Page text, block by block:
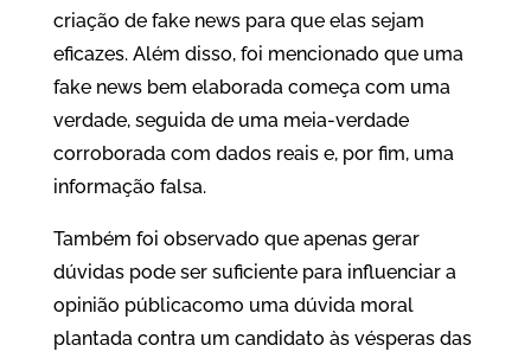
criação de fake news para que elas sejam
eficazes. Além disso, foi mencionado que uma
fake news bem elaborada começa com uma
verdade, seguida de uma meia-verdade
corroborada com dados reais e, por fim, uma
informação falsa.
Também foi observado que apenas gerar
dúvidas pode ser suficiente para influenciar a
opinião públicacomo uma dúvida moral
plantada contra um candidato às vésperas das